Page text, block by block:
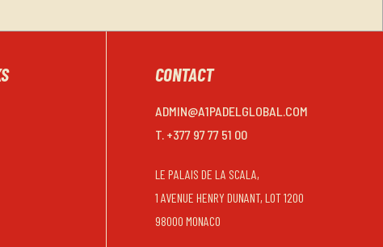
CONTACT
ADMIN@A1PADELGLOBAL.COM
T. +377 97 77 51 00
LE PALAIS DE LA SCALA,
1 AVENUE HENRY DUNANT, LOT 1200
98000 MONACO